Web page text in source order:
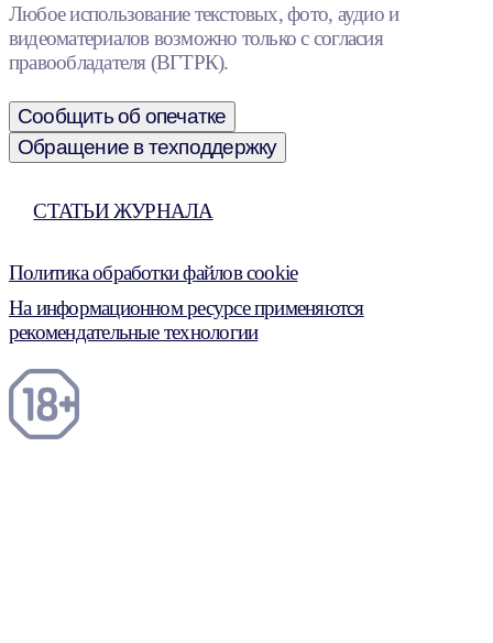
Любое использование текстовых, фото, аудио и
видеоматериалов возможно только с согласия
правообладателя (ВГТРК).
Сообщить об опечатке
Обращение в техподдержку
СТАТЬИ ЖУРНАЛА
Политика обработки файлов cookie
На информационном ресурсе применяются
рекомендательные технологии